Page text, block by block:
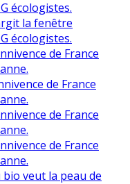
écologistes.
la fenêtre
écologistes.
de France
de France
de France
de France
veut la peau de